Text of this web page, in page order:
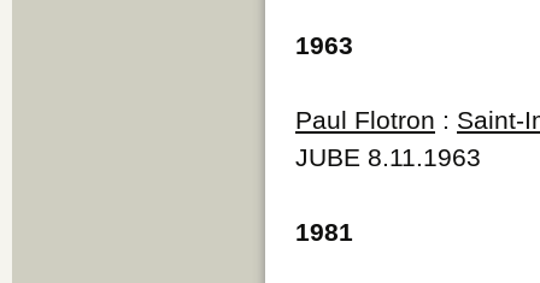
1963
Paul Flotron : Saint-
JUBE 8.11.1963
1981